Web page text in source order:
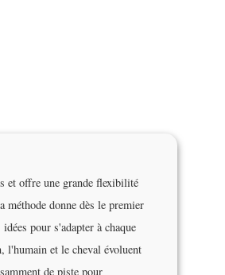
et offre une grande flexibilité
méthode donne dès le premier
pour s'adapter à chaque
l'humain et le cheval évoluent
de piste pour